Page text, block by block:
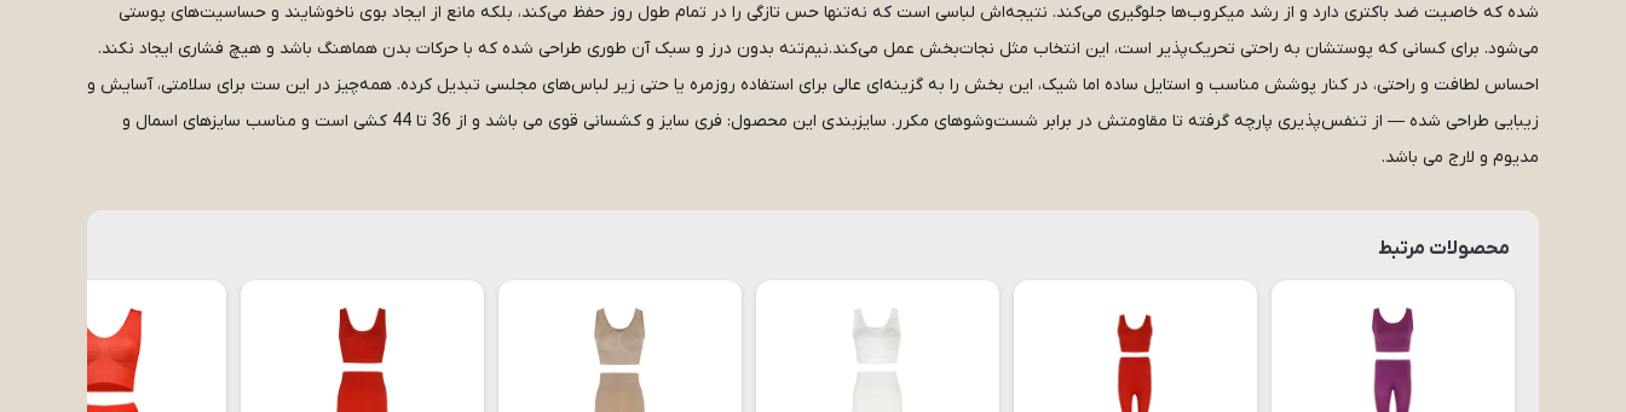
شده که خاصیت ضد باکتری دارد و از رشد میکروب‌ها جلوگیری می‌کند. نتیجه‌اش لباسی است که نه‌تنها حس تازگی را در تمام طول روز حفظ می‌کند، بلکه مانع از ایجاد بوی ناخوشایند و حساسیت‌های پوستی
می‌شود. برای کسانی که پوستشان به راحتی تحریک‌پذیر است، این انتخاب مثل نجات‌بخش عمل می‌کند.نیم‌تنه بدون درز و سبک آن طوری طراحی شده که با حرکات بدن هماهنگ باشد و هیچ فشاری ایجاد نکند.
احساس لطافت و راحتی، در کنار پوشش مناسب و استایل ساده اما شیک، این بخش را به گزینه‌ای عالی برای استفاده روزمره یا حتی زیر لباس‌های مجلسی تبدیل کرده. همه‌چیز در این ست برای سلامتی، آسایش و
زیبایی طراحی شده — از تنفس‌پذیری پارچه گرفته تا مقاومتش در برابر شست‌وشوهای مکرر. سایزبندی این محصول: فری سایز و کشسانی قوی می باشد و از 36 تا 44 کشی است و مناسب سایزهای اسمال و
مدیوم و لارج می باشد.
محصولات مرتبط